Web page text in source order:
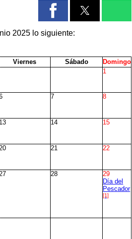
2025 lo siguiente:
Viernes Sábado Domingo
1
7 8
13 14 15
20 21 22
27 28
29
Día del
Pescador
[1]